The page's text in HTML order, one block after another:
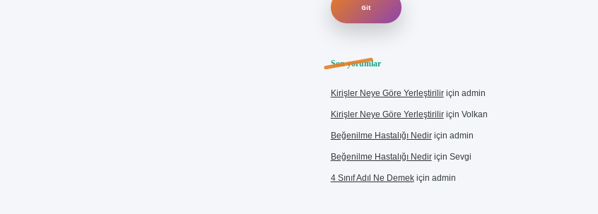
Son yorumlar
Kirişler Neye Göre Yerleştiriliriçin admin
Kirişler Neye Göre Yerleştiriliriçin Volkan
Beğenilme Hastalığı Nediriçin admin
Beğenilme Hastalığı Nediriçin Sevgi
4 Sınıf Adıl Ne Demekiçin admin